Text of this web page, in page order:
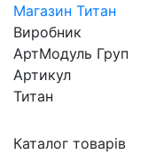
Магазин Титан
Виробник
АртМодуль Груп
Артикул
Титан
Каталог товарів